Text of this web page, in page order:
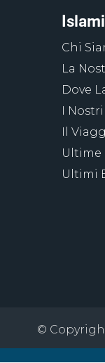
Chi
La
Dove
I
Il
Ultime
Ultimi
©